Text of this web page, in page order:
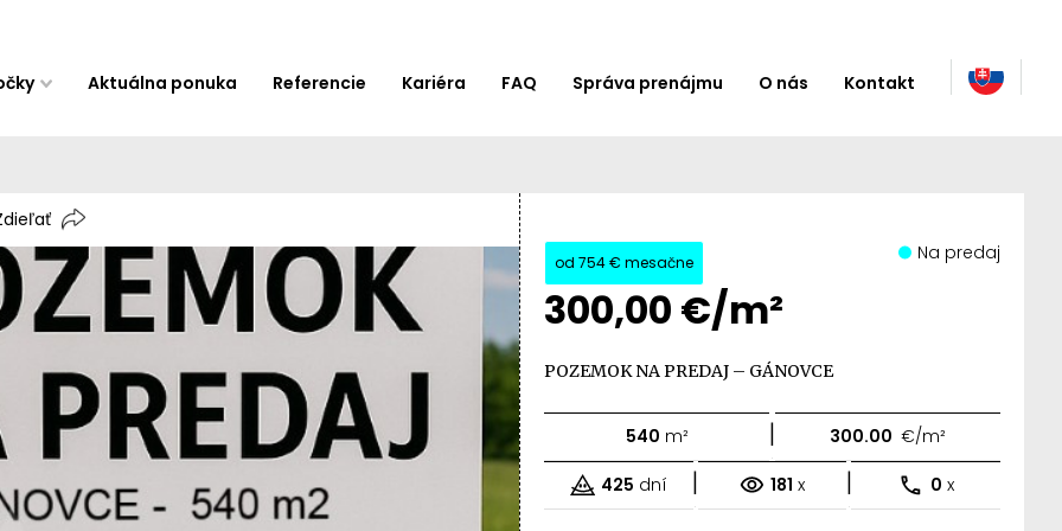
Aktuálna ponuka Referencie Kariéra FAQ Správa prenájmu O nás Kontakt
od 754 € mesačne
300,00 €/m²
Na predaj
POZEMOK NA PREDAJ – GÁNOVCE
540 m² | 300.00 €/m²
425 dní | 181 x | 0 x